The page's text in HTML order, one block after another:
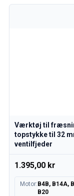
Kølesystem
Værktøj til
topstykke til 32
ventilfjeder
1.395,00 kr
Motor: B4B, B14A,
B20